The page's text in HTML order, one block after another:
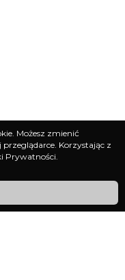
Możesz zmienić
Korzystając z
Prywatności.